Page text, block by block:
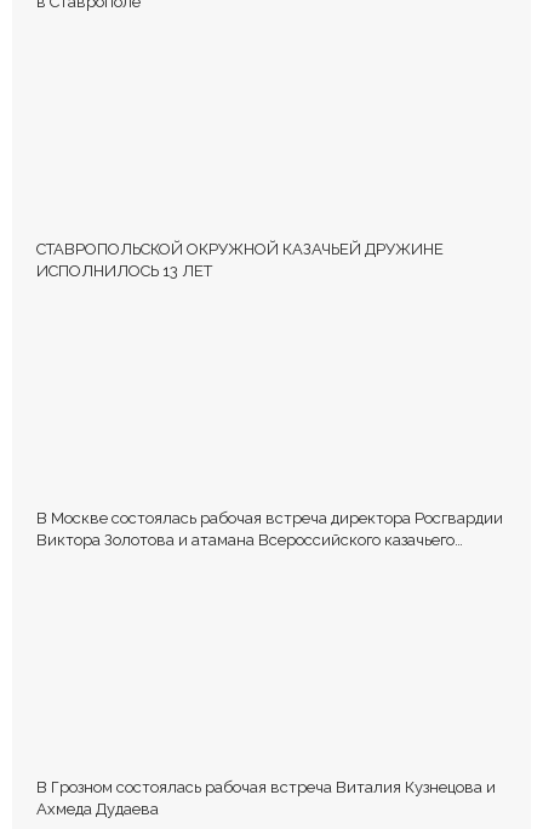
СТАВРОПОЛЬСКОЙ ОКРУЖНОЙ КАЗАЧЬЕЙ ДРУЖИНЕ
ИСПОЛНИЛОСЬ 13 ЛЕТ
В Москве состоялась рабочая встреча директора Росгвардии
Виктора Золотова и атамана Всероссийского казачьего
В Грозном состоялась рабочая встреча Виталия Кузнецова и
Ахмеда Дудаева